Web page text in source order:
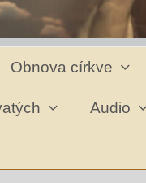
Obnova církve
Audio